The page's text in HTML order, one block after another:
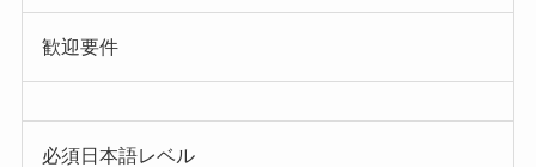
歓迎要件
必須日本語レベル